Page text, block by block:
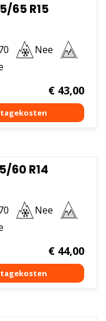
65 R15
Nee
€43,00
60 R14
Nee
€44,00